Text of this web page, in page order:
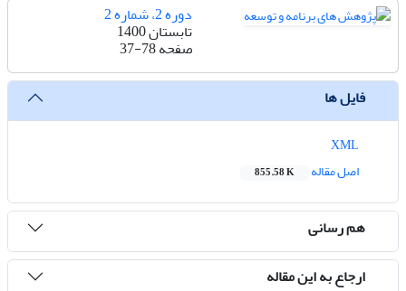
دوره 2، شماره 2
تابستان 1400
صفحه37-78
فایل ها
اصل مقاله
855.58 K
هم رسانی
ارجاع به این مقاله